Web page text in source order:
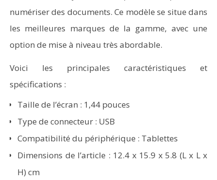
numériser des documents. Ce modèle se situe dans
les meilleures marques de la gamme, avec une
option de mise à niveau très abordable.
Voici les principales caractéristiques et
spécifications :
Taille de l’écran : 1,44 pouces
Type de connecteur : USB
Compatibilité du périphérique : Tablettes
Dimensions de l’article : 12.4 x 15.9 x 5.8 (L x L x
H) cm